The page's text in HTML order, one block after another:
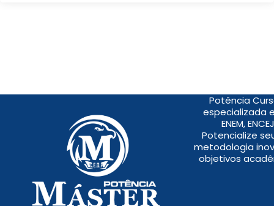
Potência
especializada
ENEM,
Potencialize
metodologia
objetivos